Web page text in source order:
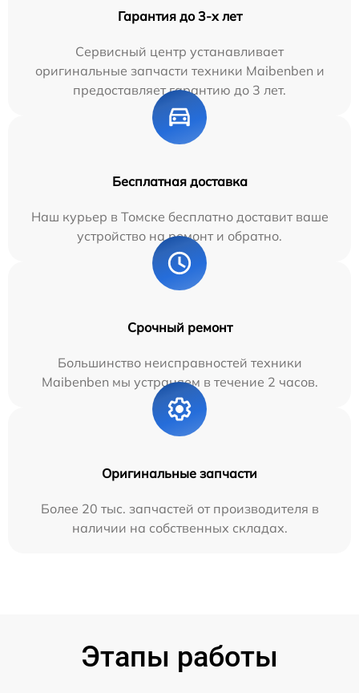
Гарантия до 3-х лет
Сервисный центр устанавливает
оригинальные запчасти техники Maibenben и
предоставляет гарантию до 3 лет.
Бесплатная доставка
Наш курьер в Томске бесплатно доставит ваше
устройство на ремонт и обратно.
Срочный ремонт
Большинство неисправностей техники
Maibenben мы устраняем в течение 2 часов.
Оригинальные запчасти
Более 20 тыс. запчастей от производителя в
наличии на собственных складах.
Этапы работы